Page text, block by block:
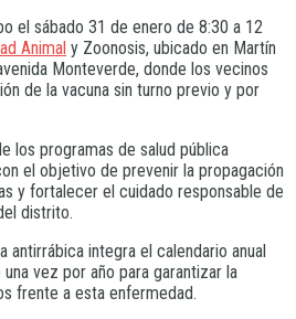
el sábado 31 de enero de 8:30 a 12
Animal y Zoonosis, ubicado en Martín
Monteverde, donde los vecinos
de la vacuna sin turno previo y por
los programas de salud pública
el objetivo de prevenir la propagación
y fortalecer el cuidado responsable de
distrito.
antirrábica integra el calendario anual
vez por año para garantizar la
frente a esta enfermedad.